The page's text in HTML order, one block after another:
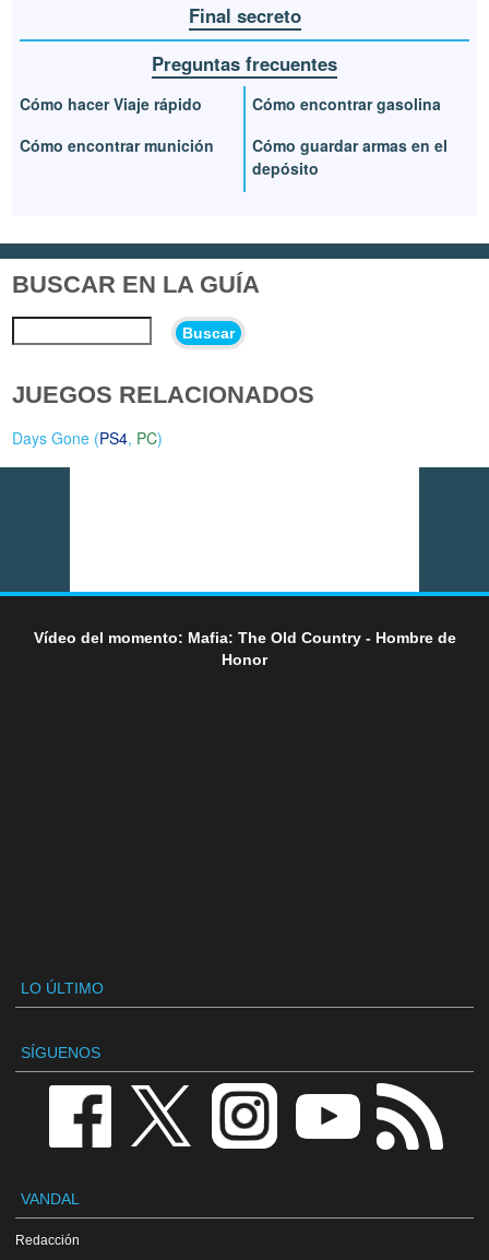
Final secreto
Preguntas frecuentes
Cómo hacer Viaje rápido
Cómo encontrar munición
Cómo encontrar gasolina
Cómo guardar armas en el
depósito
BUSCAR EN LA GUÍA
Buscar
JUEGOS RELACIONADOS
Days Gone (PS4, PC)
Vídeo del momento: Mafia: The Old Country - Hombre de
Honor
LO ÚLTIMO
SÍGUENOS
VANDAL
Redacción